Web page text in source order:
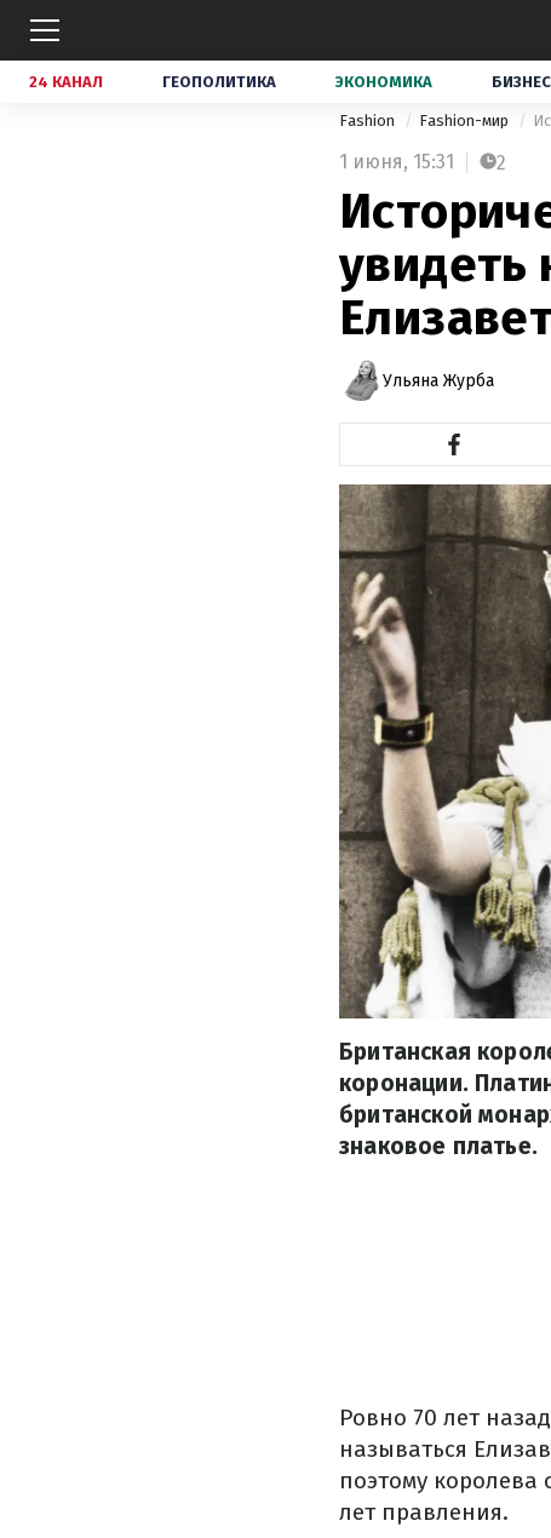
24 КАНАЛ ГЕОПОЛИТИКА ЭКОНОМИКА БИЗНЕС
Fashion Fashion-мир
1 июня, 15:31 2
увидеть
Ульяна Журба
Британская
коронации.
британской
знаковое платье.
Ровно 70 лет
называться
поэтому
лет правления.